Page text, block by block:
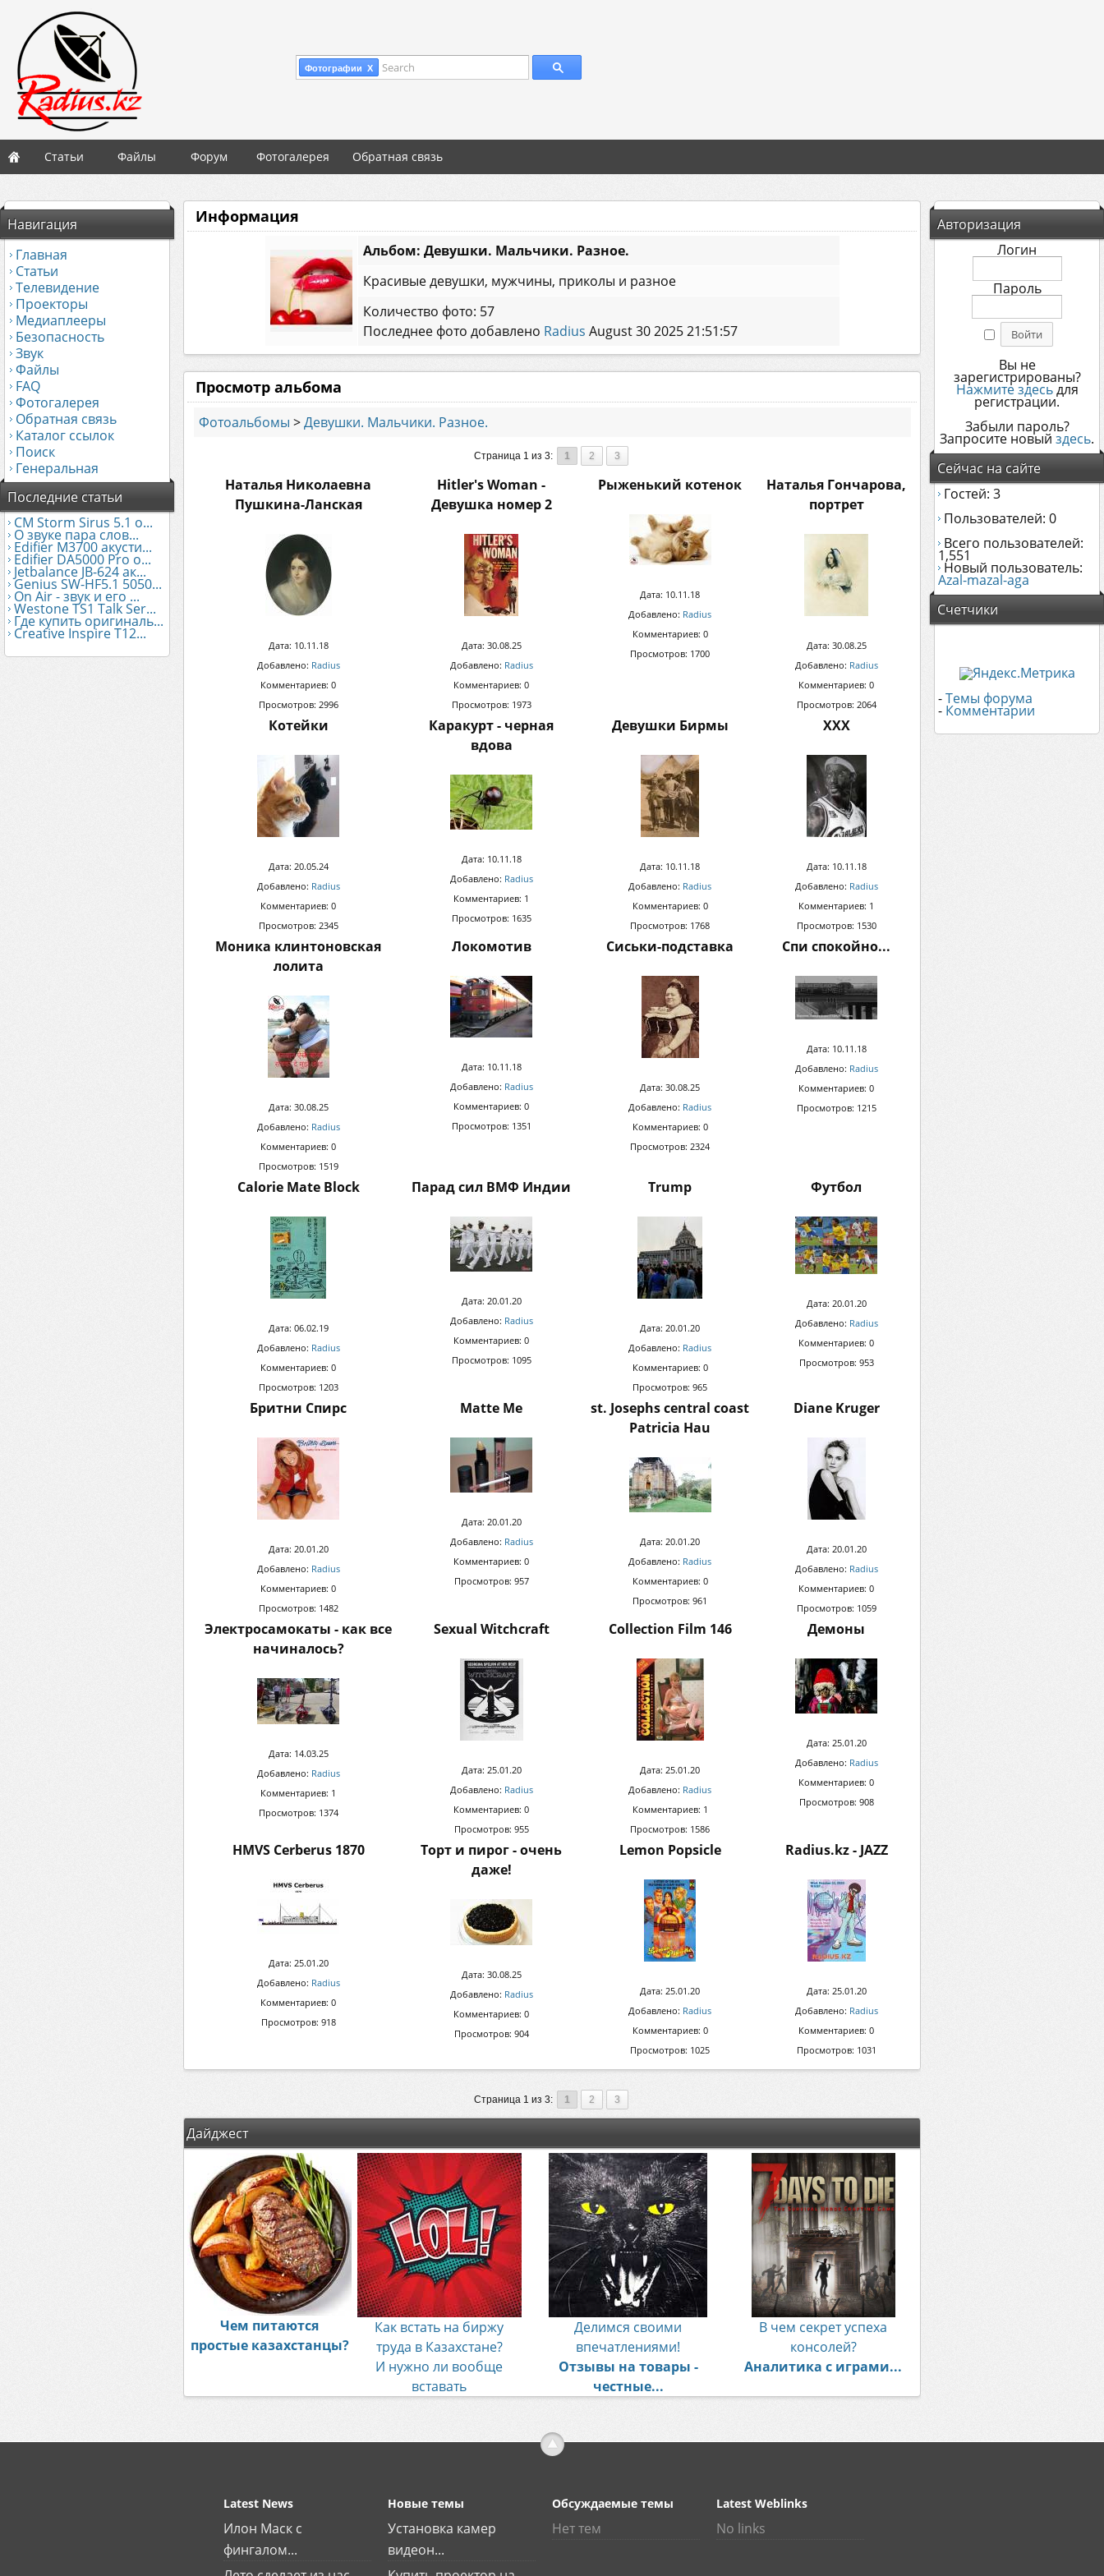
Фотографии X Search
Статьи Файлы Форум Фотогалерея Обратная связь
Навигация
Главная
Статьи
Телевидение
Проекторы
Медиаплееры
Безопасность
Звук
Файлы
FAQ
Фотогалерея
Обратная связь
Каталог ссылок
Поиск
Генеральная
Последние статьи
CM Storm Sirus 5.1 о...
О звуке пара слов...
Edifier М3700 акусти...
Edifier DA5000 Pro о...
Jetbalance JB-624 ак...
Genius SW-HF5.1 5050...
On Air - звук и его ...
Westone TS1 Talk Ser...
Где купить оригиналь...
Creative Inspire T12...
Авторизация
Логин
Пароль
Вы не
зарегистрированы?
Нажмите здесьдля
регистрации.
Забыли пароль?
Запросите новый здесь.
Сейчас на сайте
Гостей: 3
Пользователей: 0
Всего пользователей:
1,551
Новый пользователь:
Azal-mazal-aga
Счетчики
-Темы форума
- Комментарии
Информация
Альбом: Девушки. Мальчики. Разное.
Красивые девушки, мужчины, приколы и разное
Количество фото: 57
Последнее фото добавлено Radius August 30 2025 21:51:57
Просмотр альбома
Фотоальбомы >Девушки. Мальчики. Разное.
Страница 1 из 3: 1 2 3
Наталья Николаевна
Пушкина-Ланская
Дата: 10.11.18
Добавлено: Radius
Комментариев: 0
Просмотров: 2996
Hitler's Woman -
Девушка номер 2
Дата: 30.08.25
Добавлено: Radius
Комментариев: 0
Просмотров: 1973
Рыженький котенок
Дата: 10.11.18
Добавлено: Radius
Комментариев: 0
Просмотров: 1700
Наталья Гончарова,
портрет
Дата: 30.08.25
Добавлено: Radius
Комментариев: 0
Просмотров: 2064
Котейки
Дата: 20.05.24
Добавлено: Radius
Комментариев: 0
Просмотров: 2345
Каракурт - черная
вдова
Дата: 10.11.18
Добавлено: Radius
Комментариев: 1
Просмотров: 1635
Девушки Бирмы
Дата: 10.11.18
Добавлено: Radius
Комментариев: 0
Просмотров: 1768
ХХХ
Дата: 10.11.18
Добавлено: Radius
Комментариев: 1
Просмотров: 1530
Моника клинтоновская
лолита
Дата: 30.08.25
Добавлено: Radius
Комментариев: 0
Просмотров: 1519
Локомотив
Дата: 10.11.18
Добавлено: Radius
Комментариев: 0
Просмотров: 1351
Сиськи-подставка
Дата: 30.08.25
Добавлено: Radius
Комментариев: 0
Просмотров: 2324
Спи спокойно...
Дата: 10.11.18
Добавлено: Radius
Комментариев: 0
Просмотров: 1215
Calorie Mate Block
Дата: 06.02.19
Добавлено: Radius
Комментариев: 0
Просмотров: 1203
Парад сил ВМФ Индии
Дата: 20.01.20
Добавлено: Radius
Комментариев: 0
Просмотров: 1095
Trump
Дата: 20.01.20
Добавлено: Radius
Комментариев: 0
Просмотров: 965
Футбол
Дата: 20.01.20
Добавлено: Radius
Комментариев: 0
Просмотров: 953
Бритни Спирс
Дата: 20.01.20
Добавлено: Radius
Комментариев: 0
Просмотров: 1482
Matte Me
Дата: 20.01.20
Добавлено: Radius
Комментариев: 0
Просмотров: 957
st. Josephs central coast
Patricia Hau
Дата: 20.01.20
Добавлено: Radius
Комментариев: 0
Просмотров: 961
Diane Kruger
Дата: 20.01.20
Добавлено: Radius
Комментариев: 0
Просмотров: 1059
Электросамокаты - как все
начиналось?
Дата: 14.03.25
Добавлено: Radius
Комментариев: 1
Просмотров: 1374
Sexual Witchcraft
Дата: 25.01.20
Добавлено: Radius
Комментариев: 0
Просмотров: 955
Collection Film 146
Дата: 25.01.20
Добавлено: Radius
Комментариев: 1
Просмотров: 1586
Демоны
Дата: 25.01.20
Добавлено: Radius
Комментариев: 0
Просмотров: 908
HMVS Cerberus 1870
Дата: 25.01.20
Добавлено: Radius
Комментариев: 0
Просмотров: 918
Торт и пирог - очень
даже!
Дата: 30.08.25
Добавлено: Radius
Комментариев: 0
Просмотров: 904
Lemon Popsicle
Дата: 25.01.20
Добавлено: Radius
Комментариев: 0
Просмотров: 1025
Radius.kz - JAZZ
Дата: 25.01.20
Добавлено: Radius
Комментариев: 0
Просмотров: 1031
Страница 1 из 3: 1 2 3
Дайджест
Чем питаются
простые казахстанцы?
Как встать на биржу
труда в Казахстане?
И нужно ли вообще
вставать
Делимся своими
впечатлениями!
Отзывы на товары -
честные...
В чем секрет успеха
консолей?
Аналитика с играми...
Latest News
Илон Маск с
фингалом...
Новые темы
Установка камер
видеон...
Обсуждаемые темы
Нет тем
Latest Weblinks
No links